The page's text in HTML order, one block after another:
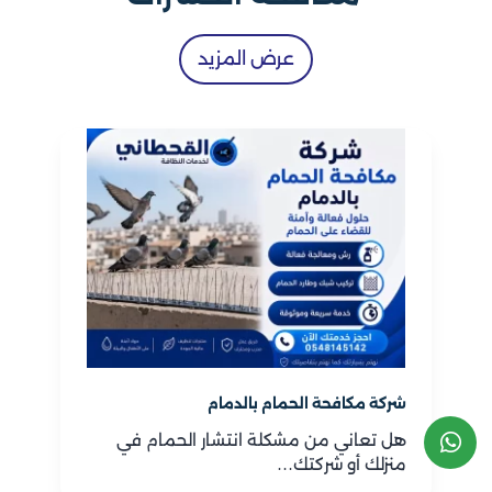
عرض المزيد
شركة مكافحة الحمام بالدمام
هل تعاني من مشكلة انتشار الحمام في
منزلك أو شركتك…